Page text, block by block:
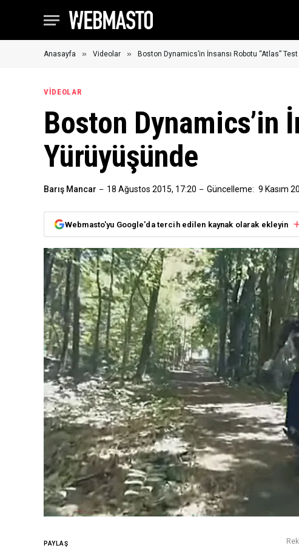
Anasayfa » Videolar » Boston Dynamics’in İnsansı Robotu “Atlas”
VIDEOLAR
Boston Dynamics’in
Yürüyüşünde
Barış Mancar 18 Ağustos 2015, 17:20 Güncelleme: 9 Kasım
Webmasto'yu Google'da tercih edilen kaynak olarak ekleyin
PAYLAŞ